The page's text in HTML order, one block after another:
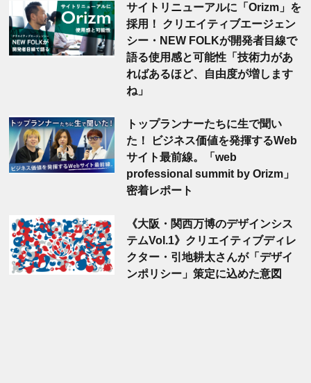
サイトリニューアルに「Orizm」を
採用！ クリエイティブエージェン
シー・NEW FOLKが開発者目線で
語る使用感と可能性「技術力があ
ればあるほど、自由度が増します
ね」
トップランナーたちに生で聞い
た！ ビジネス価値を発揮するWeb
サイト最前線。「web
professional summit by Orizm」
密着レポート
《大阪・関西万博のデザインシス
テムVol.1》クリエイティブディレ
クター・引地耕太さんが「デザイ
ンポリシー」策定に込めた意図